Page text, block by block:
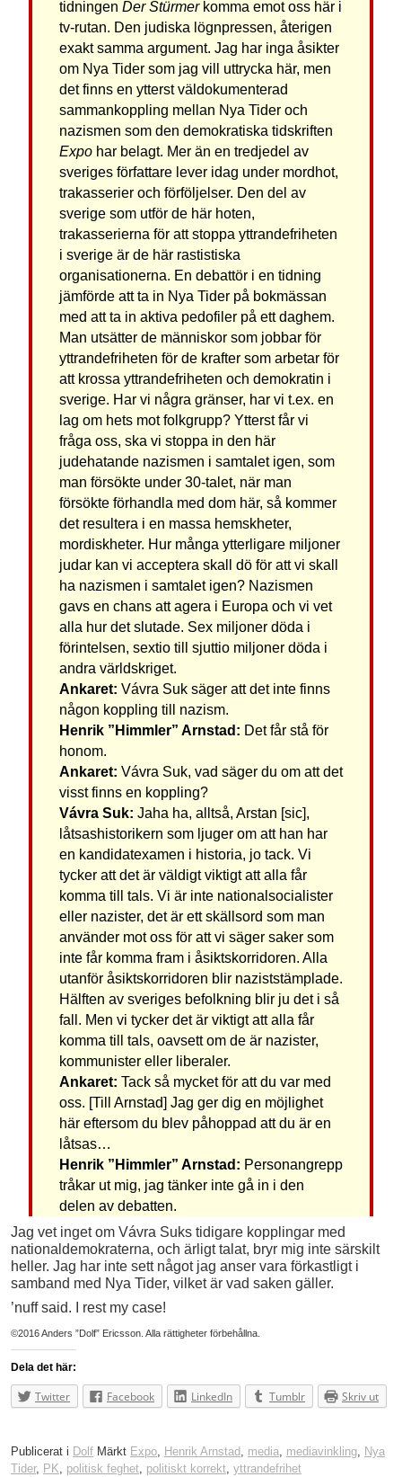
tidningen Der Stürmerkomma emot oss här i
tv-rutan. Den judiska lögnpressen, återigen
exakt samma argument. Jag har inga åsikter
om Nya Tider som jag vill uttrycka här, men
det finns en ytterst väldokumenterad
sammankoppling mellan Nya Tider och
nazismen som den demokratiska tidskriften
Expohar belagt. Mer än en tredjedel av
sveriges författare lever idag under mordhot,
trakasserier och förföljelser. Den del av
sverige som utför de här hoten,
trakasserierna för att stoppa yttrandefriheten
i sverige är de här rastistiska
organisationerna. En debattör i en tidning
jämförde att ta in Nya Tider på bokmässan
med att ta in aktiva pedofiler på ett daghem.
Man utsätter de människor som jobbar för
yttrandefriheten för de krafter som arbetar för
att krossa yttrandefriheten och demokratin i
sverige. Har vi några gränser, har vi t.ex. en
lag om hets mot folkgrupp? Ytterst får vi
fråga oss, ska vi stoppa in den här
judehatande nazismen i samtalet igen, som
man försökte under 30-talet, när man
försökte förhandla med dom här, så kommer
det resultera i en massa hemskheter,
mordiskheter. Hur många ytterligare miljoner
judar kan vi acceptera skall dö för att vi skall
ha nazismen i samtalet igen? Nazismen
gavs en chans att agera i Europa och vi vet
alla hur det slutade. Sex miljoner döda i
förintelsen, sextio till sjuttio miljoner döda i
andra världskriget.
Ankaret: Vávra Suk säger att det inte finns
någon koppling till nazism.
Henrik ”Himmler” Arnstad: Det får stå för
honom.
Ankaret: Vávra Suk, vad säger du om att det
visst finns en koppling?
Vávra Suk: Jaha ha, alltså, Arstan [sic],
låtsashistorikern som ljuger om att han har
en kandidatexamen i historia, jo tack. Vi
tycker att det är väldigt viktigt att alla får
komma till tals. Vi är inte nationalsocialister
eller nazister, det är ett skällsord som man
använder mot oss för att vi säger saker som
inte får komma fram i åsiktskorridoren. Alla
utanför åsiktskorridoren blir naziststämplade.
Hälften av sveriges befolkning blir ju det i så
fall. Men vi tycker det är viktigt att alla får
komma till tals, oavsett om de är nazister,
kommunister eller liberaler.
Ankaret: Tack så mycket för att du var med
oss. [Till Arnstad] Jag ger dig en möjlighet
här eftersom du blev påhoppad att du är en
låtsas…
Henrik ”Himmler” Arnstad: Personangrepp
tråkar ut mig, jag tänker inte gå in i den
delen av debatten.
Jag vet inget om Vávra Suks tidigare kopplingar med
nationaldemokraterna, och ärligt talat, bryr mig inte särskilt
heller. Jag har inte sett något jag anser vara förkastligt i
samband med Nya Tider, vilket är vad saken gäller.
’nuff said. I rest my case!
©2016 Anders ”Dolf” Ericsson. Alla rättigheter förbehållna.
Dela det här:
Twitter Facebook LinkedIn Tumblr Skriv ut
Publicerat i Dolf Märkt Expo Henrik Arnstad media mediavinkling Nya
Tider, PK politisk feghet politiskt korrekt yttrandefrihet